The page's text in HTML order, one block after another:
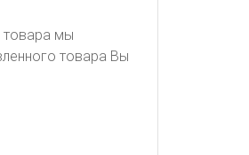
товара мы
товара Вы